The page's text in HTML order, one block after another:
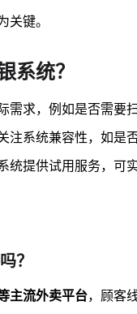
键。
系统？
需求，例如是否需要
注系统兼容性，如是
提供试用服务，可
？
主流外卖平台，顾客